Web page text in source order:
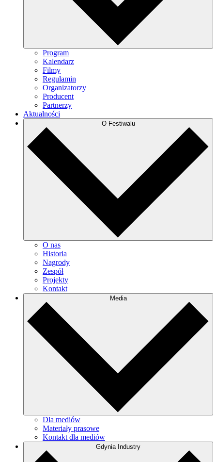
Program
Kalendarz
Filmy
Regulamin
Organizatorzy
Producent
Partnerzy
Aktualności
O Festiwalu
O nas
Historia
Nagrody
Zespół
Projekty
Kontakt
Media
Dla mediów
Materiały prasowe
Kontakt dla mediów
Gdynia Industry